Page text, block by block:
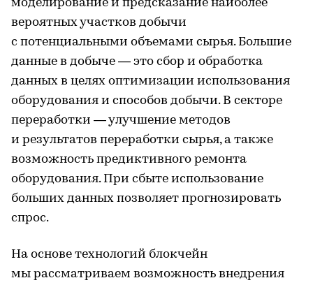
моделирование и предсказание наиболее
вероятных участков добычи
с потенциальными объемами сырья. Большие
данные в добыче — это сбор и обработка
данных в целях оптимизации использования
оборудования и способов добычи. В секторе
переработки — улучшение методов
и результатов переработки сырья, а также
возможность предиктивного ремонта
оборудования. При сбыте использование
больших данных позволяет прогнозировать
спрос.
На основе технологий блокчейн
мы рассматриваем возможность внедрения